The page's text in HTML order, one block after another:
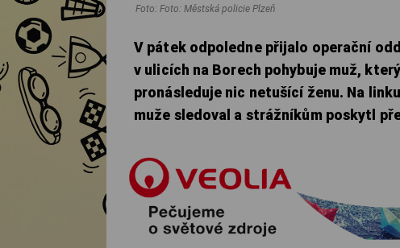
Foto: Foto: Městská policie Plzeň
V pátek odpoledne přijalo operační
v ulicích na Borech pohybuje muž,
pronásleduje nic netušící ženu. Na
muže sledoval a strážníkům poskytl